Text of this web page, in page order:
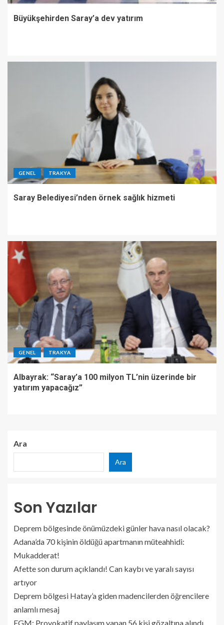
Büyükşehirden Saray’a dev yatırım
GENEL TRAKYA
Saray Belediyesi’nden örnek sağlık hizmeti
GENEL TRAKYA
Albayrak: “Saray’a 100 milyon TL’nin üzerinde bir
yatırım yapacağız”
Ara
Ara
Son Yazılar
Deprem bölgesinde önümüzdeki günler hava nasıl olacak?
Adana’da 70 kişinin öldüğü apartmanın müteahhidi:
Mukadderat!
Afette son durum açıklandı! Can kaybı ve yaralı sayısı
artıyor
Deprem bölgesi Hatay’a giden madencilerden öğrencilere
anlamlı mesaj
EGM: Provokatif paylaşım yapan 56 kişi gözaltına alındı